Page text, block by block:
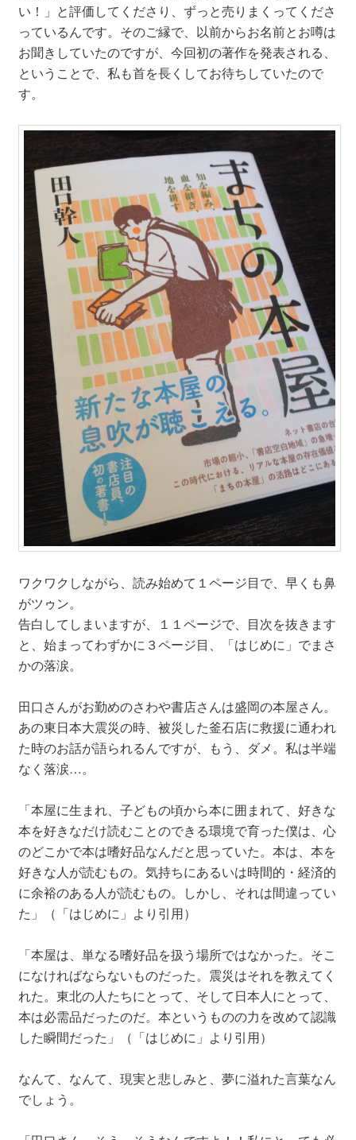
い！」と評価してくださり、ずっと売りまくってくださ
っているんです。そのご縁で、以前からお名前とお噂は
お聞きしていたのですが、今回初の著作を発表される、
ということで、私も首を長くしてお待ちしていたので
す。
ワクワクしながら、読み始めて１ページ目で、早くも鼻
がツゥン。
告白してしまいますが、１１ページで、目次を抜きます
と、始まってわずかに３ページ目、「はじめに」でまさ
かの落涙。
田口さんがお勤めのさわや書店さんは盛岡の本屋さん。
あの東日本大震災の時、被災した釜石店に救援に通われ
た時のお話が語られるんですが、もう、ダメ。私は半端
なく落涙…。
「本屋に生まれ、子どもの頃から本に囲まれて、好きな
本を好きなだけ読むことのできる環境で育った僕は、心
のどこかで本は嗜好品なんだと思っていた。本は、本を
好きな人が読むもの。気持ちにあるいは時間的・経済的
に余裕のある人が読むもの。しかし、それは間違ってい
た」（「はじめに」より引用）
「本屋は、単なる嗜好品を扱う場所ではなかった。そこ
になければならないものだった。震災はそれを教えてく
れた。東北の人たちにとって、そして日本人にとって、
本は必需品だったのだ。本というものの力を改めて認識
した瞬間だった」（「はじめに」より引用）
なんて、なんて、現実と悲しみと、夢に溢れた言葉なん
でしょう。